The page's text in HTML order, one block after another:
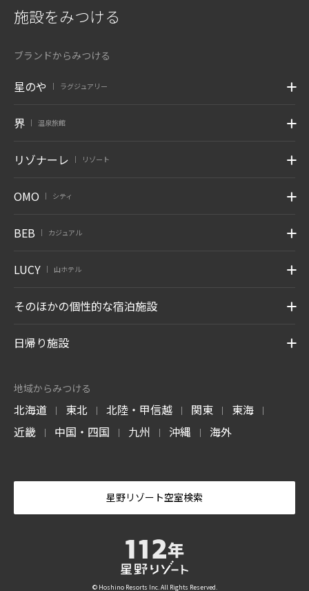
施設をみつける
ブランドからみつける
星のや ラグジュアリー
界 温泉旅館
リゾナーレ リゾート
OMO シティ
BEB カジュアル
LUCY 山ホテル
そのほかの個性的な宿泊施設
日帰り施設
地域からみつける
北海道 | 東北 | 北陸・甲信越 | 関東 | 東海 |
近畿 | 中国・四国 | 九州 | 沖縄 | 海外
星野リゾート空室検索
© Hoshino Resorts Inc. All Rights Reserved.